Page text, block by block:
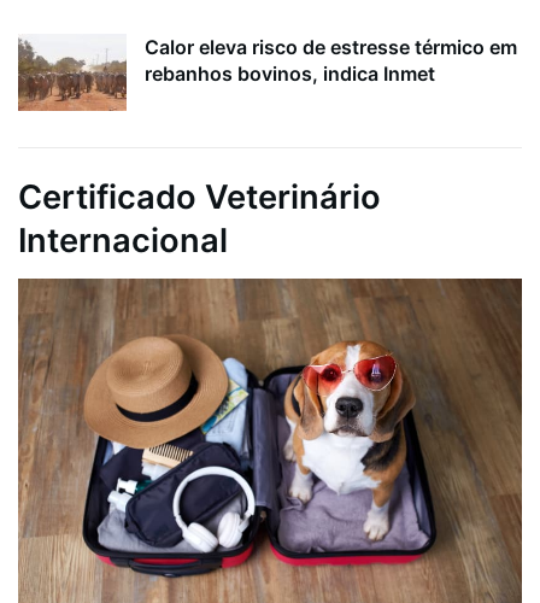
Calor eleva risco de estresse térmico em
rebanhos bovinos, indica Inmet
Certificado Veterinário
Internacional